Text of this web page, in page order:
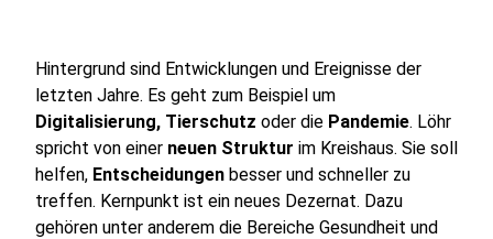
Hintergrund sind Entwicklungen und Ereignisse der
letzten Jahre. Es geht zum Beispiel um
Digitalisierung, Tierschutz oder die Pandemie. Löhr
spricht von einer neuen Struktur im Kreishaus. Sie soll
helfen, Entscheidungen besser und schneller zu
treffen. Kernpunkt ist ein neues Dezernat. Dazu
gehören unter anderem die Bereiche Gesundheit und